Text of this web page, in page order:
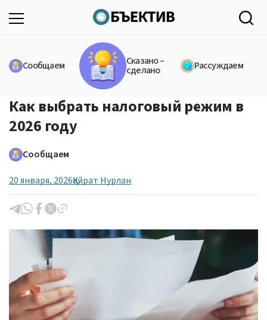
Сообщаем Сказано –
сделано Рассуждаем
Как выбрать налоговый режим в
2026 году
Сообщаем
20 января, 2026Қайрат Нурлан